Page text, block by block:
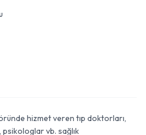
hizmet veren tıp doktorları,
vb. sağlık